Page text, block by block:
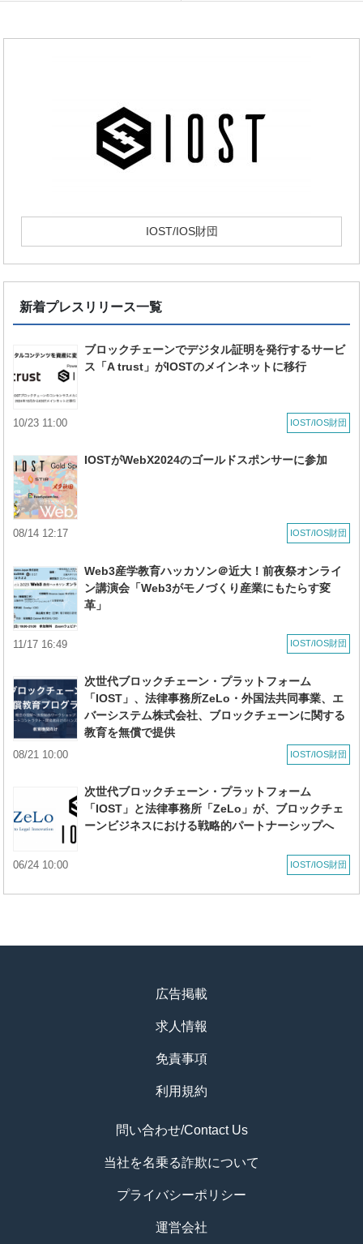
IOST/IOS財団
新着プレスリリース一覧
ブロックチェーンでデジタル証明を発行するサービ
ス「A trust」がIOSTのメインネットに移行
IOST/IOS財団
10/23 11:00
IOSTがWebX2024のゴールドスポンサーに参加
IOST/IOS財団
08/14 12:17
Web3産学教育ハッカソン＠近大！前夜祭オンライ
ン講演会「Web3がモノづくり産業にもたらす変
革」
IOST/IOS財団
11/17 16:49
次世代ブロックチェーン・プラットフォーム
「IOST」、法律事務所ZeLo・外国法共同事業、エ
バーシステム株式会社、ブロックチェーンに関する
教育を無償で提供
IOST/IOS財団
08/21 10:00
次世代ブロックチェーン・プラットフォーム
「IOST」と法律事務所「ZeLo」が、ブロックチェ
ーンビジネスにおける戦略的パートナーシップへ
IOST/IOS財団
06/24 10:00
広告掲載
求人情報
免責事項
利用規約
問い合わせ/Contact Us
当社を名乗る詐欺について
プライバシーポリシー
運営会社